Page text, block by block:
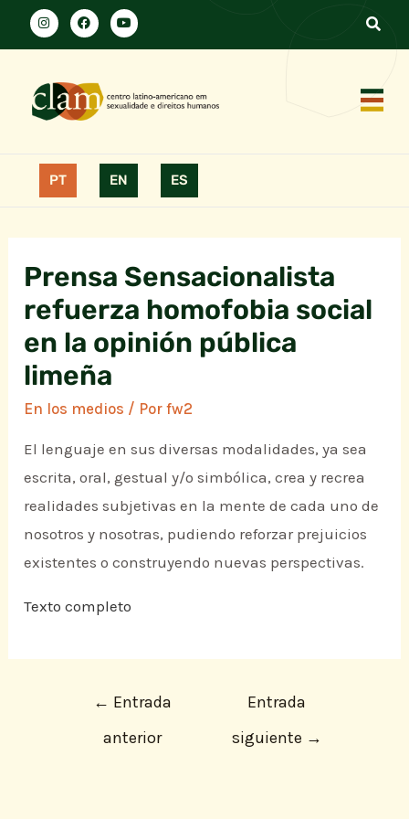
PT EN ES
Prensa Sensacionalista
refuerza homofobia social
en la opinión pública
limeña
En los medios / Porfw2
El lenguaje en sus diversas modalidades, ya sea
escrita, oral, gestual y/o simbólica, crea y recrea
realidades subjetivas en la mente de cada uno de
nosotros y nosotras, pudiendo reforzar prejuicios
existentes o construyendo nuevas perspectivas.
Texto completo
← Entrada
anterior
Entrada
siguiente →